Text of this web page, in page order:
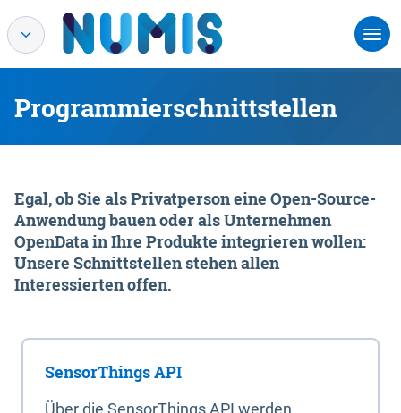
Programmierschnittstellen
Egal, ob Sie als Privatperson eine Open-Source-
Anwendung bauen oder als Unternehmen
OpenData in Ihre Produkte integrieren wollen:
Unsere Schnittstellen stehen allen
Interessierten offen.
SensorThings API
Über die SensorThings API werden